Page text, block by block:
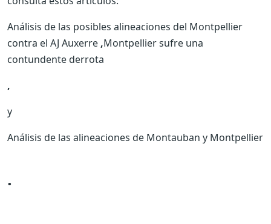
Análisis de las posibles alineaciones del Montpellier
contra el AJ Auxerre ,Montpellier sufre una
contundente derrota
,
y
Análisis de las alineaciones de Montauban y Montpellier
.